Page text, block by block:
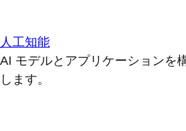
人工知能
AI モデルとアプリケーションを
します。